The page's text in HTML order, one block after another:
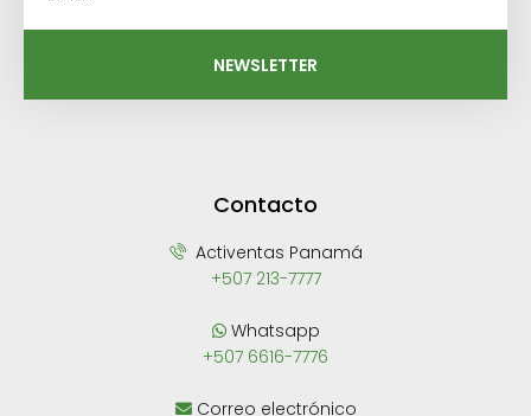
NEWSLETTER
Contacto
Activentas Panamá
+507 213-7777
Whatsapp
+507 6616-7776
Correo electrónico